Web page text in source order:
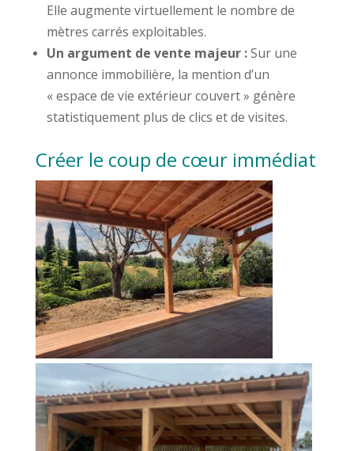
Elle augmente virtuellement le nombre de
mètres carrés exploitables.
Un argument de vente majeur :Sur une
annonce immobilière, la mention d’un
« espace de vie extérieur couvert » génère
statistiquement plus de clics et de visites.
Créer le coup de cœur immédiat